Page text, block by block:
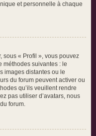
et personnelle à chaque
sous « Profil », vous pouvez
méthodes suivantes : le
images distantes ou le
du forum peuvent activer ou
qu’ils veuillent rendre
pas utiliser d’avatars, nous
forum.